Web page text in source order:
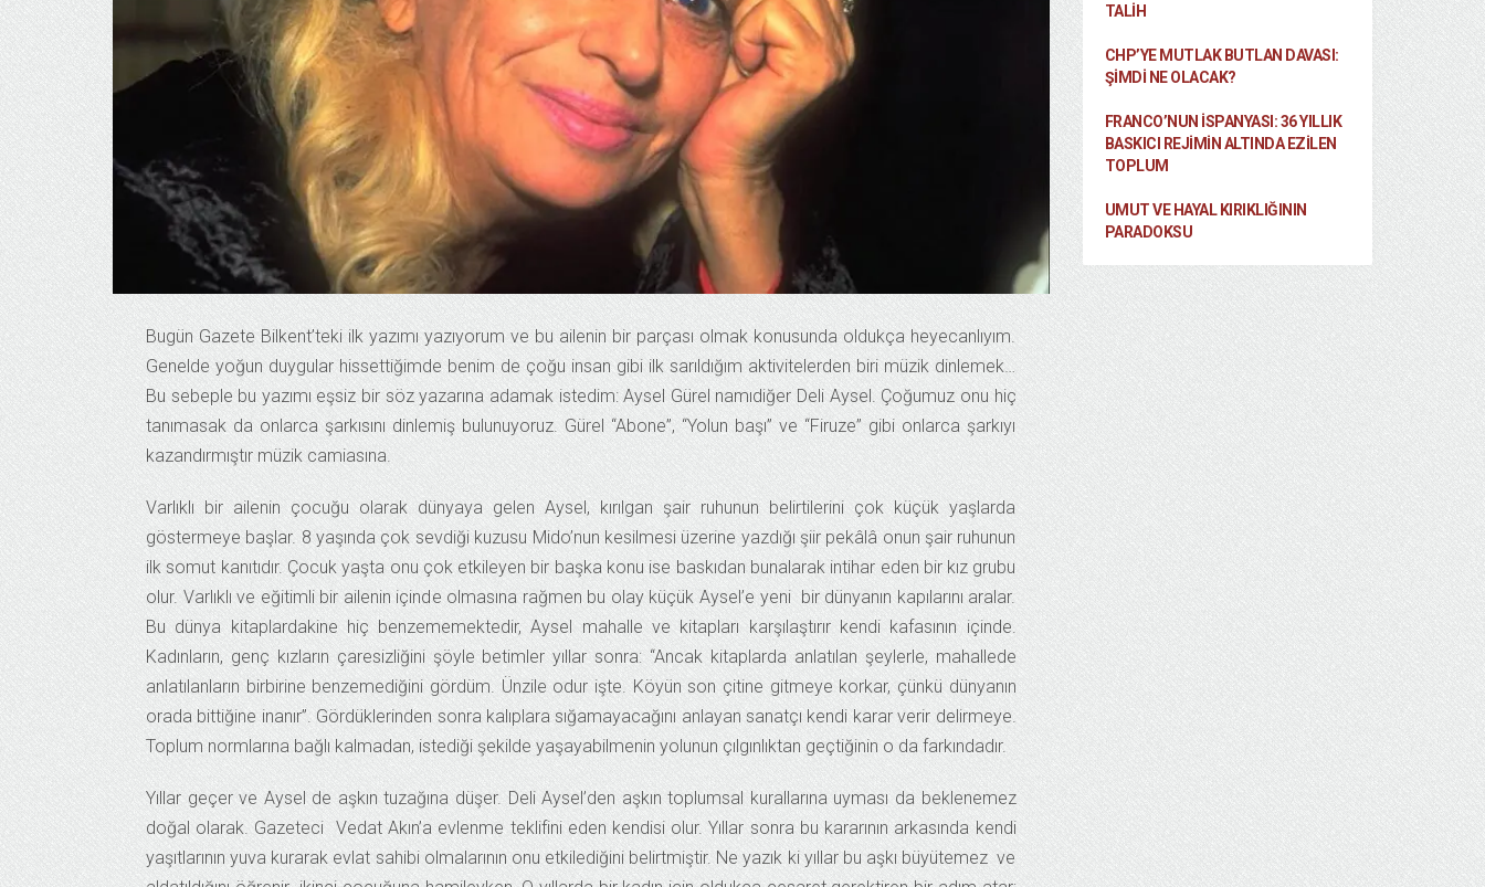
Bugün Gazete Bilkent’teki ilk yazımı yazıyorum ve bu ailenin bir parçası olmak konusunda oldukça heyecanlıyım.
Genelde yoğun duygular hissettiğimde benim de çoğu insan gibi ilk sarıldığım aktivitelerden biri müzik dinlemek…
Bu sebeple bu yazımı eşsiz bir söz yazarına adamak istedim: Aysel Gürel namıdiğer Deli Aysel. Çoğumuz onu hiç
tanımasak da onlarca şarkısını dinlemiş bulunuyoruz. Gürel “Abone”, “Yolun başı” ve “Firuze” gibi onlarca şarkıyı
kazandırmıştır müzik camiasına.
Varlıklı bir ailenin çocuğu olarak dünyaya gelen Aysel, kırılgan şair ruhunun belirtilerini çok küçük yaşlarda
göstermeye başlar. 8 yaşında çok sevdiği kuzusu Mido’nun kesilmesi üzerine yazdığı şiir pekâlâ onun şair ruhunun
ilk somut kanıtıdır. Çocuk yaşta onu çok etkileyen bir başka konu ise baskıdan bunalarak intihar eden bir kız grubu
olur. Varlıklı ve eğitimli bir ailenin içinde olmasına rağmen bu olay küçük Aysel’e yeni bir dünyanın kapılarını aralar.
Bu dünya kitaplardakine hiç benzememektedir, Aysel mahalle ve kitapları karşılaştırır kendi kafasının içinde.
Kadınların, genç kızların çaresizliğini şöyle betimler yıllar sonra: “Ancak kitaplarda anlatılan şeylerle, mahallede
anlatılanların birbirine benzemediğini gördüm. Ünzile odur işte. Köyün son çitine gitmeye korkar, çünkü dünyanın
orada bittiğine inanır”. Gördüklerinden sonra kalıplara sığamayacağını anlayan sanatçı kendi karar verir delirmeye.
Toplum normlarına bağlı kalmadan, istediği şekilde yaşayabilmenin yolunun çılgınlıktan geçtiğinin o da farkındadır.
Yıllar geçer ve Aysel de aşkın tuzağına düşer. Deli Aysel’den aşkın toplumsal kurallarına uyması da beklenemez
doğal olarak. Gazeteci Vedat Akın’a evlenme teklifini eden kendisi olur. Yıllar sonra bu kararının arkasında kendi
yaşıtlarının yuva kurarak evlat sahibi olmalarının onu etkilediğini belirtmiştir. Ne yazık ki yıllar bu aşkı büyütemez ve
TALIH
CHP’YE MUTLAK BUTLAN DAVASI:
ŞİMDİ NE OLACAK?
FRANCO’NUN İSPANYASI: 36 YILLIK
BASKICI REJIMIN ALTINDA EZILEN
TOPLUM
UMUT VE HAYAL KIRIKLIĞININ
PARADOKSU